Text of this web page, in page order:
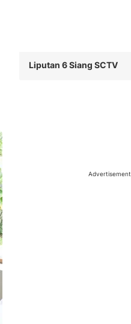
Liputan 6 Siang SCTV
Advertisement